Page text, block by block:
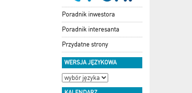
Poradnik inwestora
Poradnik interesanta
Przydatne strony
WERSJA JĘZYKOWA